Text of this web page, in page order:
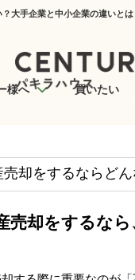
大手企業と中小企業の違いと
様へ 買いたい